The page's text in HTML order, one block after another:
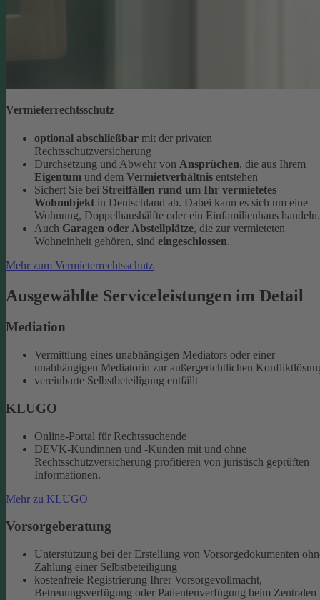
Vermieterrechtsschutz
optional abschließbar mit der privaten
Rechtsschutzversicherung
Durchsetzung und Abwehr von Ansprüchen, die aus Ihrem
Eigentum und dem Vermietverhältnis entstehen
Sichert Sie bei Streitfällen rund um Ihr vermietetes
Wohnobjekt in Deutschland ab. Dabei kann es sich um eine
Wohnung, Doppelhaushälfte oder ein Einfamilienhaus handeln.
Auch Garagen oder Abstellplätze, die zur vermieteten
Wohneinheit gehören, sind eingeschlossen.
Mehr zum Vermieterrechtsschutz
Ausgewählte Serviceleistungen im Detail
Mediation
Vermittlung eines unabhängigen Mediators oder einer
unabhängigen Mediatorin zur außergerichtlichen
vereinbarte Selbstbeteiligung entfällt
KLUGO
Online-Portal für Rechtssuchende
DEVK-Kundinnen und -Kunden mit und ohne
Rechtsschutzversicherung profitieren von juristisch geprüften
Informationen.
Mehr zu KLUGO
Vorsorgeberatung
Unterstützung bei der Erstellung von Vorsorgedokumenten
Zahlung einer Selbstbeteiligung
kostenfreie Registrierung Ihrer Vorsorgevollmacht,
Betreuungsverfügung oder Patientenverfügung beim Zentralen